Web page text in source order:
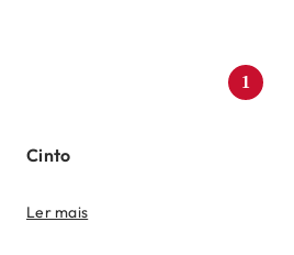
1
Cinto
Ler mais